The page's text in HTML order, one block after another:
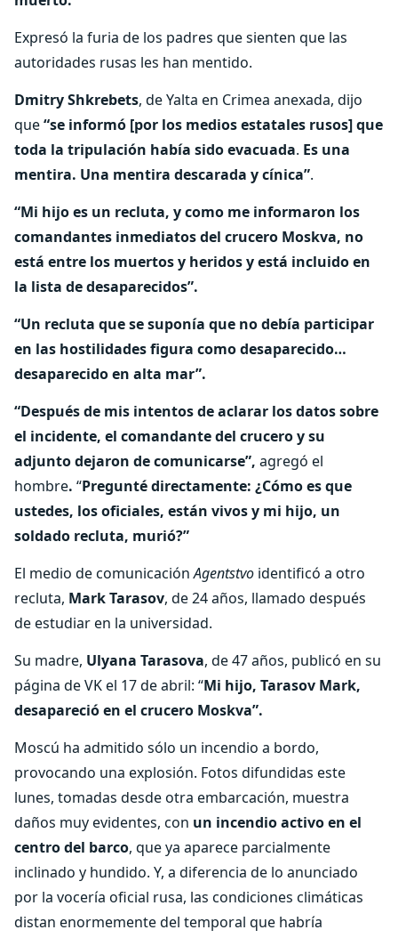
Expresó la furia de los padres que sienten que las
autoridades rusas les han mentido.
Dmitry Shkrebets, de Yalta en Crimea anexada, dijo
que“se informó [por los medios estatales rusos] que
toda la tripulación había sido evacuada. Es una
mentira. Una mentira descarada y cínica”.
“Mi hijo es un recluta, y como me informaron los
comandantes inmediatos del crucero Moskva, no
está entre los muertos y heridos y está incluido en
la lista de desaparecidos”.
“Un recluta que se suponía que no debía participar
en las hostilidades figura como desaparecido…
desaparecido en alta mar”.
“Después de mis intentos de aclarar los datos sobre
el incidente, el comandante del crucero y su
adjunto dejaron de comunicarse”, agregó el
hombre. “Pregunté directamente: ¿Cómo es que
ustedes, los oficiales, están vivos y mi hijo, un
soldado recluta, murió?”
El medio de comunicaciónAgentstvo identificó a otro
recluta, Mark Tarasov, de 24 años, llamado después
de estudiar en la universidad.
Su madre, Ulyana Tarasova, de 47 años, publicó en su
página de VK el 17 de abril: “Mi hijo, Tarasov Mark,
desapareció en el crucero Moskva”.
Moscú ha admitido sólo un incendio a bordo,
provocando una explosión. Fotos difundidas este
lunes, tomadas desde otra embarcación, muestra
daños muy evidentes, con un incendio activo en el
centro del barco, que ya aparece parcialmente
inclinado y hundido. Y, a diferencia de lo anunciado
por la vocería oficial rusa, las condiciones climáticas
distan enormemente del temporal que habría